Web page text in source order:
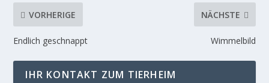
VORHERIGE
Endlich geschnappt
NÄCHSTE
Wimmelbild
IHR KONTAKT ZUM TIERHEIM